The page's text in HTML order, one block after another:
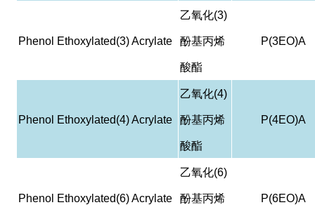
Phenol Ethoxylated(3) Acrylate
乙氧化(3)
酚基丙烯
酸酯
P(3EO)A
Phenol Ethoxylated(4) Acrylate
乙氧化(4)
酚基丙烯
酸酯
P(4EO)A
Phenol Ethoxylated(6) Acrylate
乙氧化(6)
酚基丙烯 P(6EO)A